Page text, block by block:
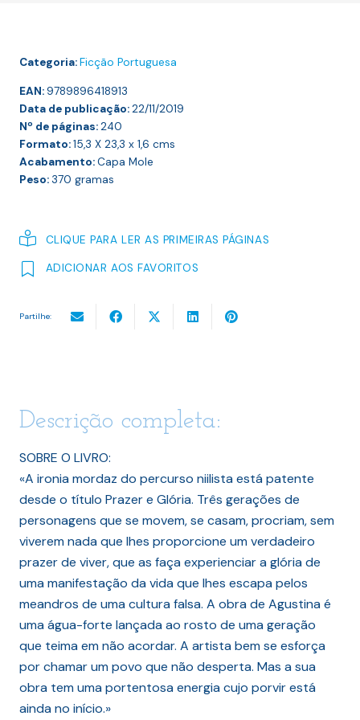
Categoria:Ficção Portuguesa
EAN:9789896418913
Data de publicação:22/11/2019
Nº de páginas:240
Formato:15,3 X 23,3 x 1,6 cms
Acabamento:Capa Mole
Peso:370 gramas
CLIQUE PARA LER AS PRIMEIRAS PÁGINAS
ADICIONAR AOS FAVORITOS
Partilhe:
Descrição completa:
SOBRE O LIVRO:
«A ironia mordaz do percurso niilista está patente
desde o título Prazer e Glória. Três gerações de
personagens que se movem, se casam, procriam, sem
viverem nada que lhes proporcione um verdadeiro
prazer de viver, que as faça experienciar a glória de
uma manifestação da vida que lhes escapa pelos
meandros de uma cultura falsa. A obra de Agustina é
uma água-forte lançada ao rosto de uma geração
que teima em não acordar. A artista bem se esforça
por chamar um povo que não desperta. Mas a sua
obra tem uma portentosa energia cujo porvir está
ainda no início.»